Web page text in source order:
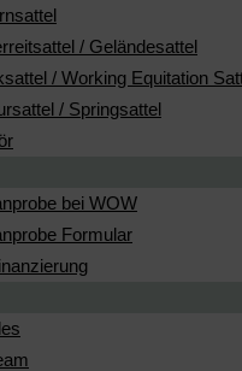
/ Geländesattel
/ Working Equitation
/ Springsattel
bei WOW
Formular